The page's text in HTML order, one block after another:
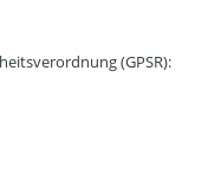
(GPSR):